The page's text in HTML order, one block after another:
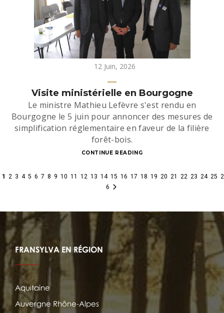
12 Juin, 2026
Visite ministérielle en Bourgogne
Le ministre Mathieu Lefèvre s'est rendu en
Bourgogne le 5 juin pour annoncer des mesures de
simplification réglementaire en faveur de la filière
forêt-bois.
CONTINUE READING
1 2 3 4 5 6 7 8 9 10 11 12 13 14 15 16 17 18 19 20 21 22 23 24 25 2
6
FRANSYLVA EN RÉGION
Aquitaine
Auvergne Rhône-Alpes